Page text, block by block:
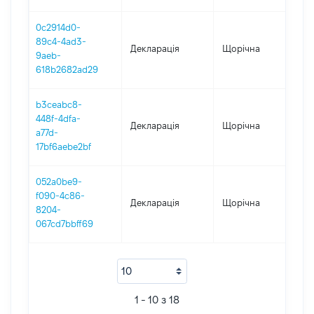
0c2914d0-
89c4-4ad3-
9aeb-
618b2682ad29
Декларація Щорічна
b3ceabc8-
448f-4dfa-
a77d-
17bf6aebe2bf
Декларація Щорічна
052a0be9-
f090-4c86-
8204-
067cd7bbff69
Декларація Щорічна
1 - 10 з 18